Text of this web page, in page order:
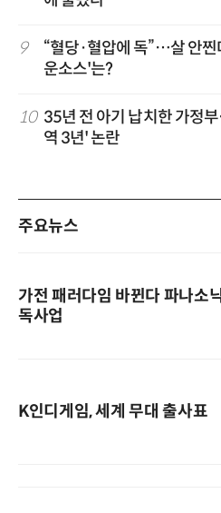
9
“혈당·혈압에 독”…살 안찐
운소스'는?
10 35년 전 아기 납치한 가정
역 3년' 논란
주요뉴스
가전 패러다임 바뀐다 파나소
독사업
K인디게임, 세계 무대 출사표